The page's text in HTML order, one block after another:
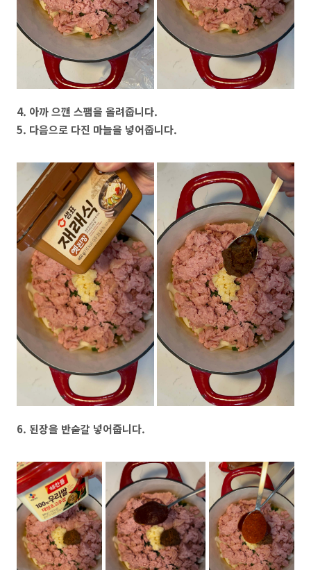
4. 아까 으깬 스팸을 올려줍니다.
5. 다음으로 다진 마늘을 넣어줍니다.
6. 된장을 반숟갈 넣어줍니다.